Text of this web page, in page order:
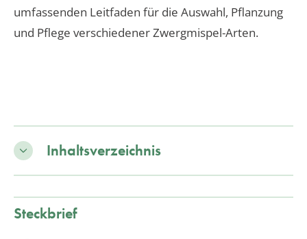
umfassenden Leitfaden für die Auswahl, Pflanzung
und Pflege verschiedener Zwergmispel-Arten.
Inhaltsverzeichnis
Steckbrief